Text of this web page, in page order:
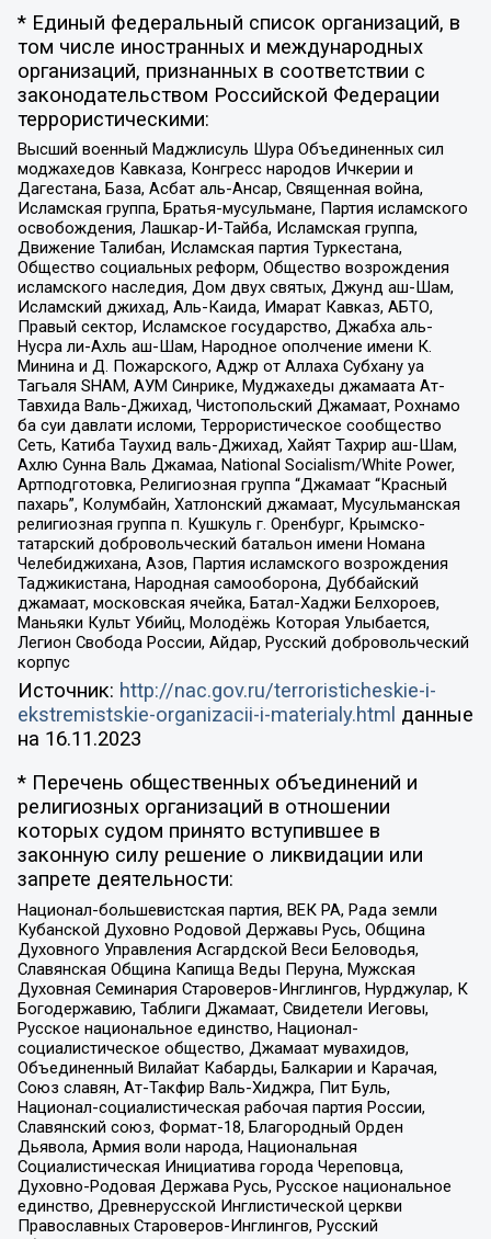
* Единый федеральный список организаций, в
том числе иностранных и международных
организаций, признанных в соответствии с
законодательством Российской Федерации
террористическими:
Высший военный Маджлисуль Шура Объединенных сил
моджахедов Кавказа, Конгресс народов Ичкерии и
Дагестана, База, Асбат аль-Ансар, Священная война,
Исламская группа, Братья-мусульмане, Партия исламского
освобождения, Лашкар-И-Тайба, Исламская группа,
Движение Талибан, Исламская партия Туркестана,
Общество социальных реформ, Общество возрождения
исламского наследия, Дом двух святых, Джунд аш-Шам,
Исламский джихад, Аль-Каида, Имарат Кавказ, АБТО,
Правый сектор, Исламское государство, Джабха аль-
Нусра ли-Ахль аш-Шам, Народное ополчение имени К.
Минина и Д. Пожарского, Аджр от Аллаха Субхану уа
Тагьаля SHAM, АУМ Синрике, Муджахеды джамаата Ат-
Тавхида Валь-Джихад, Чистопольский Джамаат, Рохнамо
ба суи давлати исломи, Террористическое сообщество
Сеть, Катиба Таухид валь-Джихад, Хайят Тахрир аш-Шам,
Ахлю Сунна Валь Джамаа, National Socialism/White Power,
Артподготовка, Религиозная группа “Джамаат “Красный
пахарь”, Колумбайн, Хатлонский джамаат, Мусульманская
религиозная группа п. Кушкуль г. Оренбург, Крымско-
татарский добровольческий батальон имени Номана
Челебиджихана, Азов, Партия исламского возрождения
Таджикистана, Народная самооборона, Дуббайский
джамаат, московская ячейка, Батал-Хаджи Белхороев,
Маньяки Культ Убийц, Молодёжь Которая Улыбается,
Легион Свобода России, Айдар, Русский добровольческий
корпус
Источник: http://nac.gov.ru/terroristicheskie-i-
ekstremistskie-organizacii-i-materialy.html данные
на 16.11.2023
* Перечень общественных объединений и
религиозных организаций в отношении
которых судом принято вступившее в
законную силу решение о ликвидации или
запрете деятельности:
Национал-большевистская партия, ВЕК РА, Рада земли
Кубанской Духовно Родовой Державы Русь, Община
Духовного Управления Асгардской Веси Беловодья,
Славянская Община Капища Веды Перуна, Мужская
Духовная Семинария Староверов-Инглингов, Нурджулар, К
Богодержавию, Таблиги Джамаат, Свидетели Иеговы,
Русское национальное единство, Национал-
социалистическое общество, Джамаат мувахидов,
Объединенный Вилайат Кабарды, Балкарии и Карачая,
Союз славян, Ат-Такфир Валь-Хиджра, Пит Буль,
Национал-социалистическая рабочая партия России,
Славянский союз, Формат-18, Благородный Орден
Дьявола, Армия воли народа, Национальная
Социалистическая Инициатива города Череповца,
Духовно-Родовая Держава Русь, Русское национальное
единство, Древнерусской Инглистической церкви
Православных Староверов-Инглингов, Русский